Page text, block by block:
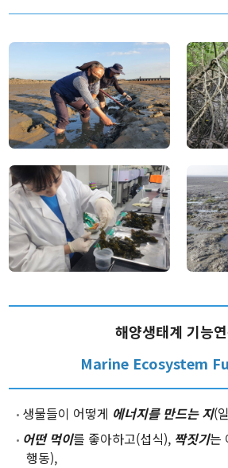
해양생태계 기능
Marine Ecosystem
생물들이 어떻게 에너지를 만드는 지(
어떤 먹이를 좋아하고(섭식), 짝짓기는
행동),
Graduate Students
Alumni
Research
Vision & Goal
Topics
Projects
Facilities
Journal Articles
Presentations
Invited Talks or Keynote
Our data